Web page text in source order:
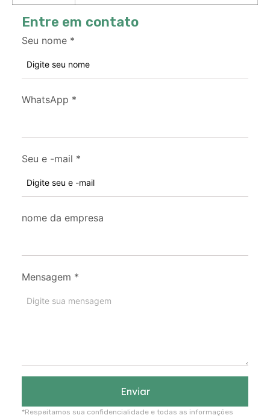
Entre em contato
Seu nome *
WhatsApp *
Seu e -mail *
nome da empresa
Mensagem *
Enviar
*Respeitamos sua confidencialidade e todas as informações